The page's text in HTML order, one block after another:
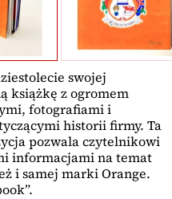
swojej
książkę z ogromem
fotografiami i
historii firmy. Ta
pozwala czytelnikowi
informacjami na temat
i samej marki Orange.